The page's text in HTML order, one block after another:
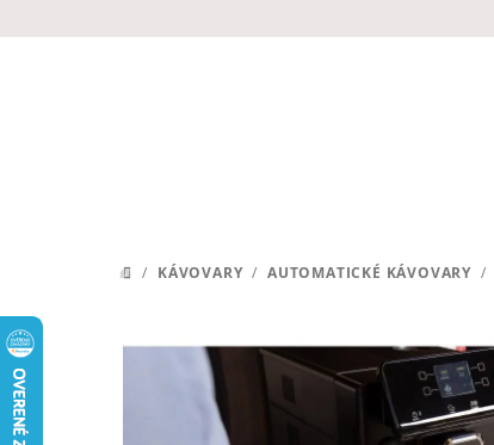
na
DOMOV
/ KÁVOVARY / AUTOMATICKÉ KÁVOVARY /